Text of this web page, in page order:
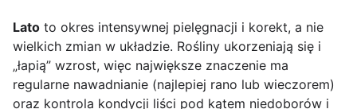
Lato to okres intensywnej pielęgnacji i korekt, a nie
wielkich zmian w układzie. Rośliny ukorzeniają się i
„łapią” wzrost, więc największe znaczenie ma
regularne nawadnianie (najlepiej rano lub wieczorem)
oraz kontrola kondycji liści pod kątem niedoborów i